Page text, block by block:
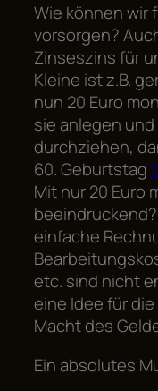
Wie können wir
vorsorgen?
Zinseszins für
Kleine ist z.B.
nun 20 Euro
sie anlegen und
durchziehen,
60. Geburtstag
Mit nur 20 Euro
einfache
etc. sind nicht
eine Idee für
Macht des
Ein absolutes